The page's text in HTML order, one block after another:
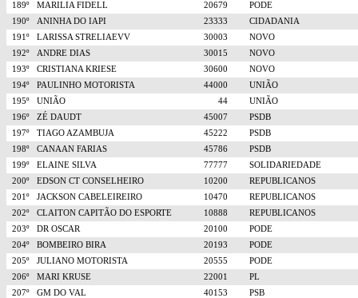
189º
MARILIA FIDELL 20679
PODE
190º
ANINHA DO IAPI 23333
CIDADANIA
191º
LARISSA STRELIAEVV 30003
NOVO
192º
ANDRE DIAS 30015
NOVO
193º
CRISTIANA KRIESE 30600
NOVO
194º
PAULINHO MOTORISTA 44000
UNIÃO
195º
UNIÃO 44
UNIÃO
196º
ZÉ DAUDT 45007
PSDB
197º
TIAGO AZAMBUJA 45222
PSDB
198º
CANAAN FARIAS 45786
PSDB
199º
ELAINE SILVA 77777
SOLIDARIEDADE
200º
EDSON CT CONSELHEIRO 10200
REPUBLICANOS
201º
JACKSON CABELEIREIRO 10470
REPUBLICANOS
202º
CLAITON CAPITÃO DO ESPORTE 10888
REPUBLICANOS
203º
DR OSCAR 20100
PODE
204º
BOMBEIRO BIRA 20193
PODE
205º
JULIANO MOTORISTA 20555
PODE
206º
MARI KRUSE 22001
PL
207º
GM DO VAL 40153
PSB